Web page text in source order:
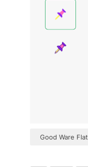
Good Ware Flat